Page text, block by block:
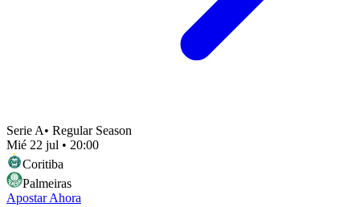
Serie A• Regular Season
Mié 22 jul • 20:00
Coritiba
Palmeiras
Apostar Ahora